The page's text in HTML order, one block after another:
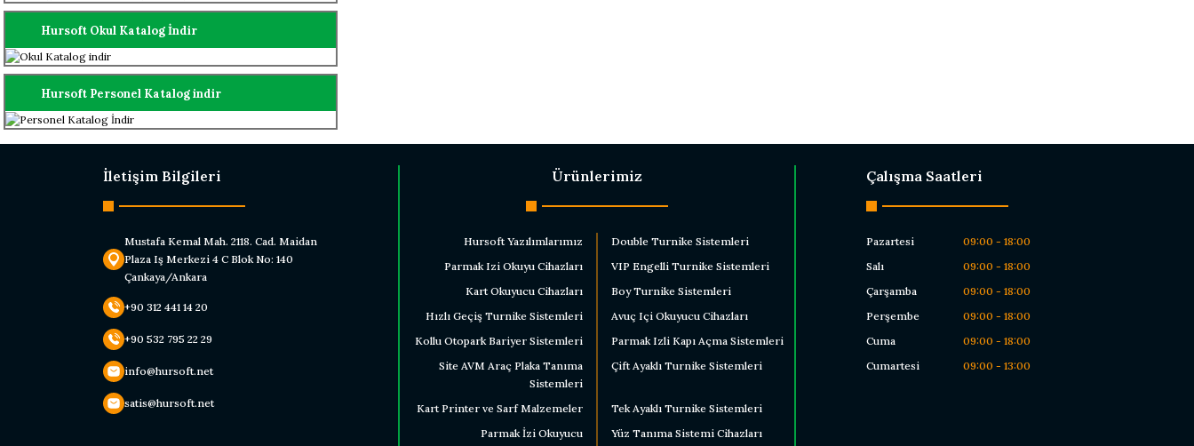
Hursoft Okul Katalog İndir
Hursoft Personel Katalog indir
İletişim Bilgileri
Mustafa Kemal Mah. 2118. Cad. Maidan
Plaza Iş Merkezi 4 C Blok No: 140
Çankaya/Ankara
+90 312 441 14 20
+90 532 795 22 29
info@hursoft.net
satis@hursoft.net
Ürünlerimiz
Hursoft Yazılımlarımız
Double Turnike Sistemleri
Parmak Izi Okuyu Cihazları
VIP Engelli Turnike Sistemleri
Kart Okuyucu Cihazları
Boy Turnike Sistemleri
Hızlı Geçiş Turnike Sistemleri
Avuç Içi Okuyucu Cihazları
Kollu Otopark Bariyer Sistemleri
Parmak Izli Kapı Açma Sistemleri
Site AVM Araç Plaka Tanıma
Sistemleri
Çift Ayaklı Turnike Sistemleri
Kart Printer ve Sarf Malzemeler
Tek Ayaklı Turnike Sistemleri
Parmak İzi Okuyucu
Yüz Tanıma Sistemi Cihazları
Çalışma Saatleri
Pazartesi
09:00 - 18:00
Salı
09:00 - 18:00
Çarşamba
09:00 - 18:00
Perşembe
09:00 - 18:00
Cuma
09:00 - 18:00
Cumartesi
09:00 - 13:00